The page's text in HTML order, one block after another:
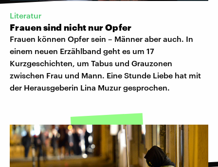
Literatur
Frauen sind nicht nur Opfer
Frauen können Opfer sein – Männer aber auch. In
einem neuen Erzählband geht es um 17
Kurzgeschichten, um Tabus und Grauzonen
zwischen Frau und Mann. Eine Stunde Liebe hat mit
der Herausgeberin Lina Muzur gesprochen.